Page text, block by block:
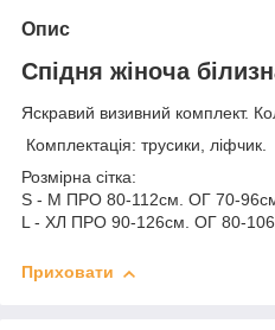
Опис
Спідня жіноча
Яскравий визивний комплект.
Комплектація: трусики, ліфчик.
Розмірна сітка:
S - М ПРО 80-112см. ОГ 70-
L - ХЛ ПРО 90-126см. ОГ 80-
Приховати